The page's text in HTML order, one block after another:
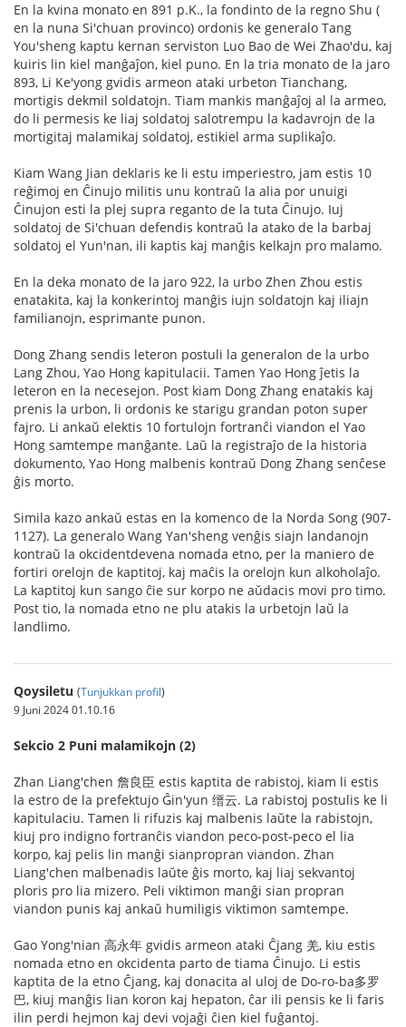
En la kvina monato en 891 p.K., la fondinto de la regno Shu (
en la nuna Si'chuan provinco) ordonis ke generalo Tang
You'sheng kaptu kernan serviston Luo Bao de Wei Zhao'du, kaj
kuiris lin kiel manĝaĵon, kiel puno. En la tria monato de la jaro
893, Li Ke'yong gvidis armeon ataki urbeton Tianchang,
mortigis dekmil soldatojn. Tiam mankis manĝaĵoj al la armeo,
do li permesis ke liaj soldatoj salotrempu la kadavrojn de la
mortigitaj malamikaj soldatoj, estikiel arma suplikaĵo.
Kiam Wang Jian deklaris ke li estu imperiestro, jam estis 10
reĝimoj en Ĉinujo militis unu kontraŭ la alia por unuigi
Ĉinujon esti la plej supra reganto de la tuta Ĉinujo. Iuj
soldatoj de Si'chuan defendis kontraŭ la atako de la barbaj
soldatoj el Yun'nan, ili kaptis kaj manĝis kelkajn pro malamo.
En la deka monato de la jaro 922, la urbo Zhen Zhou estis
enatakita, kaj la konkerintoj manĝis iujn soldatojn kaj iliajn
familianojn, esprimante punon.
Dong Zhang sendis leteron postuli la generalon de la urbo
Lang Zhou, Yao Hong kapitulacii. Tamen Yao Hong ĵetis la
leteron en la necesejon. Post kiam Dong Zhang enatakis kaj
prenis la urbon, li ordonis ke starigu grandan poton super
fajro. Li ankaŭ elektis 10 fortulojn fortranĉi viandon el Yao
Hong samtempe manĝante. Laŭ la registraĵo de la historia
dokumento, Yao Hong malbenis kontraŭ Dong Zhang senĉese
ĝis morto.
Simila kazo ankaŭ estas en la komenco de la Norda Song (907-
1127). La generalo Wang Yan'sheng venĝis siajn landanojn
kontraŭ la okcidentdevena nomada etno, per la maniero de
fortiri orelojn de kaptitoj, kaj maĉis la orelojn kun alkoholaĵo.
La kaptitoj kun sango ĉie sur korpo ne aŭdacis movi pro timo.
Post tio, la nomada etno ne plu atakis la urbetojn laŭ la
landlimo.
Qoysiletu (Tunjukkan profil)
9 Juni 2024 01.10.16
Sekcio 2 Puni malamikojn (2)
Zhan Liang'chen 詹良臣 estis kaptita de rabistoj, kiam li estis
la estro de la prefektujo Ĝin'yun 缙云. La rabistoj postulis ke li
kapitulaciu. Tamen li rifuzis kaj malbenis laŭte la rabistojn,
kiuj pro indigno fortranĉis viandon peco-post-peco el lia
korpo, kaj pelis lin manĝi sianpropran viandon. Zhan
Liang'chen malbenadis laŭte ĝis morto, kaj liaj sekvantoj
ploris pro lia mizero. Peli viktimon manĝi sian propran
viandon punis kaj ankaŭ humiligis viktimon samtempe.
Gao Yong'nian 高永年 gvidis armeon ataki Ĉjang 羌, kiu estis
nomada etno en okcidenta parto de tiama Ĉinujo. Li estis
kaptita de la etno Ĉjang, kaj donacita al uloj de Do-ro-ba多罗
巴, kiuj manĝis lian koron kaj hepaton, ĉar ili pensis ke li faris
ilin perdi hejmon kaj devi vojaĝi ĉien kiel fuĝantoj.